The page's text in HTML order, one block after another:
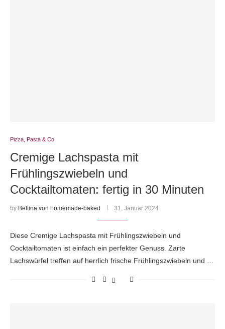
Pizza, Pasta & Co
Cremige Lachspasta mit
Frühlingszwiebeln und
Cocktailtomaten: fertig in 30 Minuten
by Bettina von homemade-baked 31. Januar 2024
Diese Cremige Lachspasta mit Frühlingszwiebeln und
Cocktailtomaten ist einfach ein perfekter Genuss. Zarte
Lachswürfel treffen auf herrlich frische Frühlingszwiebeln und …